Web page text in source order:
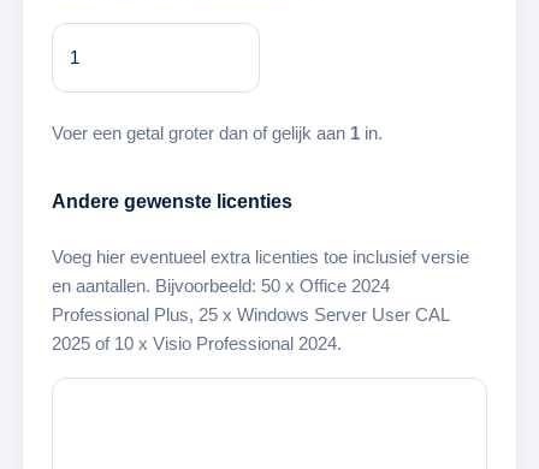
Voer een getal groter dan of gelijk aan 1 in.
Andere gewenste licenties
Voeg hier eventueel extra licenties toe inclusief versie
en aantallen. Bijvoorbeeld: 50 x Office 2024
Professional Plus, 25 x Windows Server User CAL
2025 of 10 x Visio Professional 2024.